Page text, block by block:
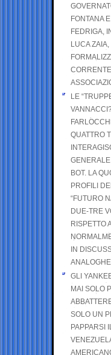
FONTANA
FEDRIGA,
LUCA
LE
QUATTRO
BOT. LA
PROFILI
“FUTURO
DUE-TRE
RISPETTO
IN
ANALOGHE
GLI
MAI SOLO
SOLO UN
PAPPARSI